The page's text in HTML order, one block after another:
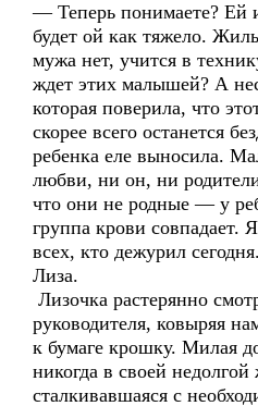
— Теперь понимаете? Ей
будет ой как тяжело.
мужа нет, учится в
ждет этих малышей? А
которая поверила, что
скорее всего останется
ребенка еле выносила.
любви, ни он, ни
что они не родные — у
группа крови совпадает.
всех, кто дежурил
Лиза.
Лизочка растерянно
руководителя, ковыряя
к бумаге крошку. Милая
никогда в своей
сталкивавшаяся с